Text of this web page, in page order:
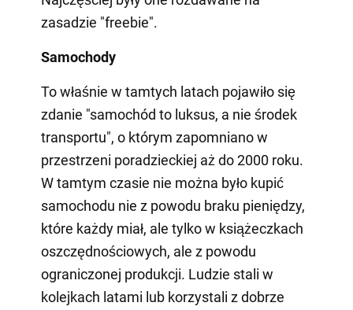
zasadzie "freebie".
Samochody
To właśnie w tamtych latach pojawiło się
zdanie "samochód to luksus, a nie środek
transportu", o którym zapomniano w
przestrzeni poradzieckiej aż do 2000 roku.
W tamtym czasie nie można było kupić
samochodu nie z powodu braku pieniędzy,
które każdy miał, ale tylko w książeczkach
oszczędnościowych, ale z powodu
ograniczonej produkcji. Ludzie stali w
kolejkach latami lub korzystali z dobrze